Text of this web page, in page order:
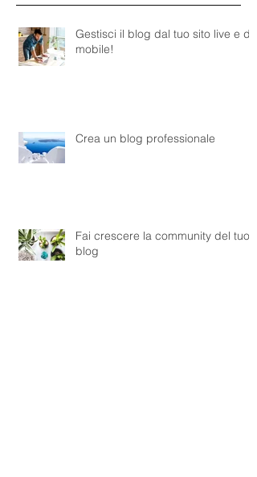
Gestisci il blog dal tuo sito live e da
mobile!
Crea un blog professionale
Fai crescere la community del tuo
blog